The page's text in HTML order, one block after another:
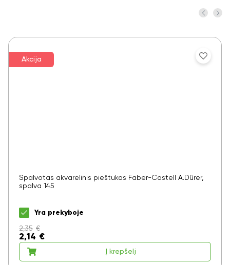
Akcija
Spalvotas akvarelinis pieštukas Faber-Castell A.Dürer,
spalva 145
Yra prekyboje
2,35 €
2,14 €
Į krepšelį